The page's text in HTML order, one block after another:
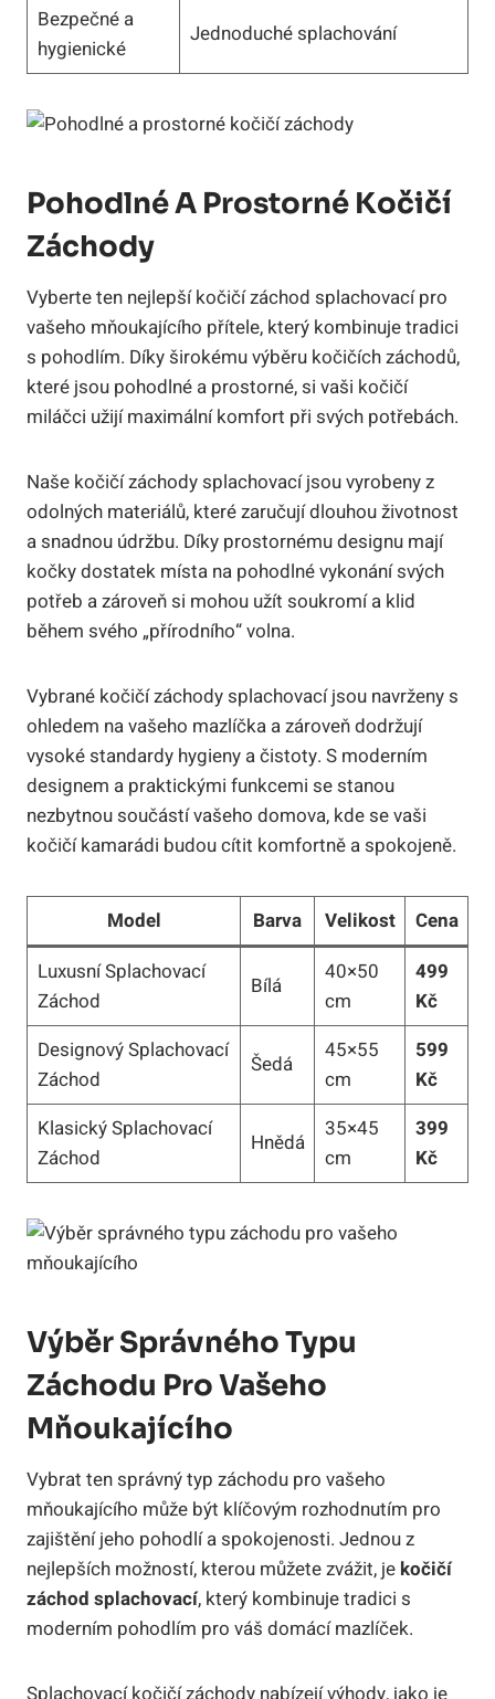
Bezpečné a
hygienické
Jednoduché splachování
Pohodlné A Prostorné Kočičí
Záchody
Vyberte ten nejlepší kočičí záchod splachovací pro
vašeho mňoukajícího přítele, který kombinuje tradici
s pohodlím. Díky širokému výběru kočičích záchodů,
které jsou pohodlné a prostorné, si vaši kočičí
miláčci užijí maximální komfort při svých potřebách.
Naše kočičí záchody splachovací jsou vyrobeny z
odolných materiálů, které zaručují dlouhou životnost
a snadnou údržbu. Díky prostornému designu mají
kočky dostatek místa na pohodlné vykonání svých
potřeb a zároveň si mohou užít soukromí a klid
během svého „přírodního“ volna.
Vybrané kočičí záchody splachovací jsou navrženy s
ohledem na vašeho mazlíčka a zároveň dodržují
vysoké standardy hygieny a čistoty. S moderním
designem a praktickými funkcemi se stanou
nezbytnou součástí vašeho domova, kde se vaši
kočičí kamarádi budou cítit komfortně a spokojeně.
Model Barva Velikost
Cena
Luxusní Splachovací
Záchod
Bílá
40×50
cm
499
Kč
Designový Splachovací
Záchod
Šedá
45×55
cm
599
Kč
Klasický Splachovací
Záchod
Hnědá
35×45
cm
399
Kč
Výběr Správného Typu
Záchodu Pro Vašeho
Mňoukajícího
Vybrat ten správný typ záchodu pro vašeho
mňoukajícího může být klíčovým rozhodnutím pro
zajištění jeho pohodlí a spokojenosti. Jednou z
nejlepších možností, kterou můžete zvážit, je kočičí
záchod splachovací, který kombinuje tradici s
moderním pohodlím pro váš domácí mazlíček.